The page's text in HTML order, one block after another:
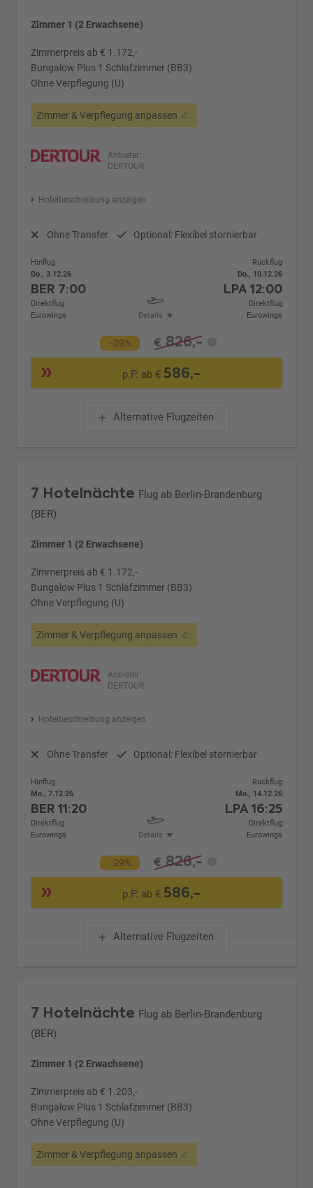
Zimmer 1 (2 Erwachsene)
Zimmerpreis ab € 1.172,-
Bungalow Plus 1 Schlafzimmer (BB3)
Ohne Verpflegung (U)
Zimmer & Verpflegung anpassen
Anbieter:
DERTOUR
Hotelbeschreibung anzeigen
Ohne Transfer Optional: Flexibel stornierbar
Hinflug
Do., 3.12.26
BER 7:00
Direktflug
Eurowings
Details
Rückflug
Do., 10.12.26
LPA 12:00
Direktflug
Eurowings
-29% € 826,-
p.P. ab € 586,-
Alternative Flugzeiten
7 Hotelnächte Flug ab Berlin-Brandenburg
(BER)
Zimmer 1 (2 Erwachsene)
Zimmerpreis ab € 1.172,-
Bungalow Plus 1 Schlafzimmer (BB3)
Ohne Verpflegung (U)
Zimmer & Verpflegung anpassen
Anbieter:
DERTOUR
Hotelbeschreibung anzeigen
Ohne Transfer Optional: Flexibel stornierbar
Hinflug
Mo., 7.12.26
BER11:20
Direktflug
Eurowings
Details
Rückflug
Mo., 14.12.26
LPA 16:25
Direktflug
Eurowings
-29% € 826,-
p.P. ab € 586,-
Alternative Flugzeiten
7 Hotelnächte Flug ab Berlin-Brandenburg
(BER)
Zimmer 1 (2 Erwachsene)
Zimmerpreis ab € 1.203,-
Bungalow Plus 1 Schlafzimmer (BB3)
Ohne Verpflegung (U)
Zimmer & Verpflegung anpassen